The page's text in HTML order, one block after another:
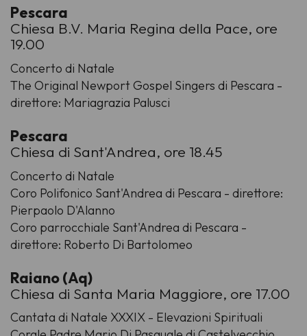
Pescara
Chiesa B.V. Maria Regina della Pace, ore
19.00
Concerto di Natale
The Original Newport Gospel Singers di Pescara -
direttore: Mariagrazia Palusci
Pescara
Chiesa di Sant'Andrea, ore 18.45
Concerto di Natale
Coro Polifonico Sant'Andrea di Pescara - direttore:
Pierpaolo D'Alanno
Coro parrocchiale Sant'Andrea di Pescara -
direttore: Roberto Di Bartolomeo
Raiano (Aq)
Chiesa di Santa Maria Maggiore, ore 17.00
Cantata di Natale XXXIX - Elevazioni Spirituali